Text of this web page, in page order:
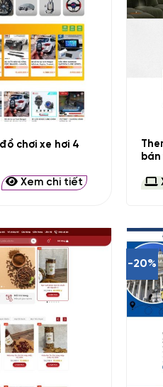
chơi xe hơi 4
Xem chi tiết
-20%